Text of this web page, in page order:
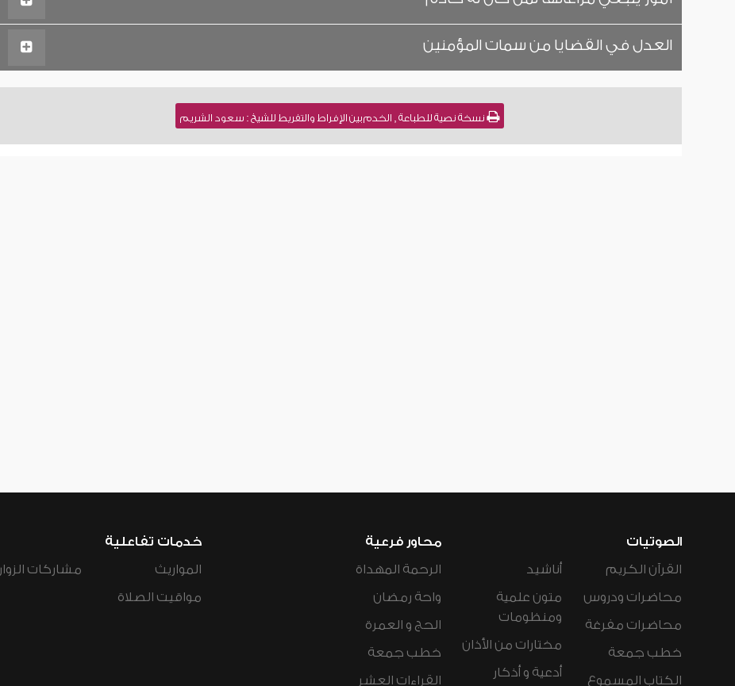
العدل في القضايا من سمات المؤمنين
نسخة نصية للطباعة , الخدم بين الإفراط والتفريط للشيخ : سعود الشريم
الصوتيات
القرآن الكريم
محاضرات ودروس
محاضرات مفرغة
خطب جمعة
الكتاب المسموع
أناشيد
متون علمية
ومنظومات
مختارات من الأذان
أدعية و أذكار
محاور فرعية
الرحمة المهداة
واحة رمضان
الحج و العمرة
خطب جمعة
القراءات العشر
خدمات تفاعلية
المواريث
مواقيت الصلاة
مشاركات الزوار